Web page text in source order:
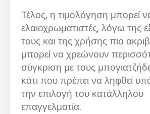
Τέλος, η τιμολόγηση μπορεί
ελαιοχρωματιστές, λόγω της
τους και της χρήσης πιο
μπορεί να χρεώνουν
σύγκριση με τους
κάτι που πρέπει να ληφθεί
την επιλογή του κατάλληλου
επαγγελματία.